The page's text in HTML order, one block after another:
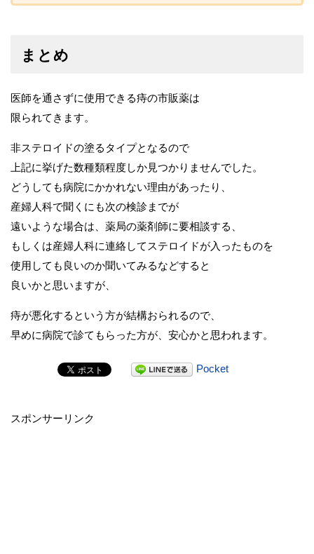
まとめ
医師を通さずに使用できる痔の市販薬は
限られてきます。
非ステロイドの塗るタイプとなるので
上記に挙げた数種類程度しか見つかりませんでした。
どうしても病院にかかれない理由があったり、
産婦人科で聞くにも次の検診までが
遠いような場合は、薬局の薬剤師に要相談する、
もしくは産婦人科に連絡してステロイドが入ったものを
使用しても良いのか聞いてみるなどすると
良いかと思いますが、
痔が悪化するという方が結構おられるので、
早めに病院で診てもらった方が、安心かと思われます。
Pocket
スポンサーリンク